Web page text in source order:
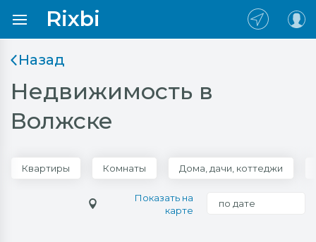
Rixbi
Назад
Недвижимость в
Волжске
Квартиры Комнаты Дома, дачи, коттеджи
Показать на
карте
по дате